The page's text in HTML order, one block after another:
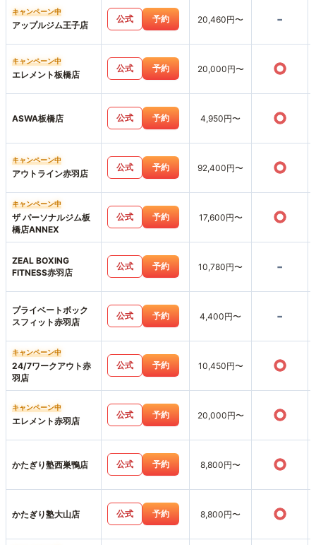
キャンペーン中
アップルジム王子店
公式 予約 20,460円〜 -
キャンペーン中
エレメント板橋店
公式 予約 20,000円〜 ○
ASWA板橋店 公式 予約 4,950円〜 ○
キャンペーン中
アウトライン赤羽店
公式 予約 92,400円〜 ○
キャンペーン中
ザ パーソナルジム板
橋店ANNEX
公式 予約 17,600円〜 ○
ZEAL BOXING
FITNESS赤羽店
公式 予約 10,780円〜 -
プライベートボック
スフィット赤羽店
公式 予約 4,400円〜 -
キャンペーン中
24/7ワークアウト赤
羽店
公式 予約 10,450円〜 ○
キャンペーン中
エレメント赤羽店
公式 予約 20,000円〜 ○
かたぎり塾西巣鴨店 公式 予約 8,800円〜 ○
かたぎり塾大山店 公式 予約 8,800円〜 ○